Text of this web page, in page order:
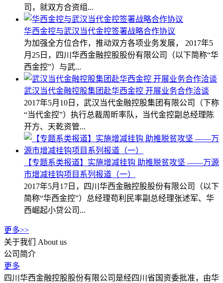
司，就双方合资组...
华西金控与武汉当代金控签署战略合作协议
为加强全方位合作，推动双方各项业务发展， 2017年5
月25日，四川华西金融控股股份有限公司（以下简称“华
西金控”）与武...
武汉当代金融控股集团赴华西金控 开展业务合作洽谈
2017年5月10日，武汉当代金融控股集团有限公司（下称
“当代金控”）执行总裁周昕率队，当代金控副总经理陈
开方、天乾资管...
【专题系类报道】实施增减挂钩 助推脱贫攻坚 ——万源
市增减挂钩项目系列报道（一）
2017年5月17日，四川华西金融控股股份有限公司（以下
简称“华西金控”）总经理苟利民率副总经理张述军、华
西崛起小贷公司...
更多>>
关于我们
About us
公司简介
更多
四川华西金融控股股份有限公司是经四川省国资委批准，由华